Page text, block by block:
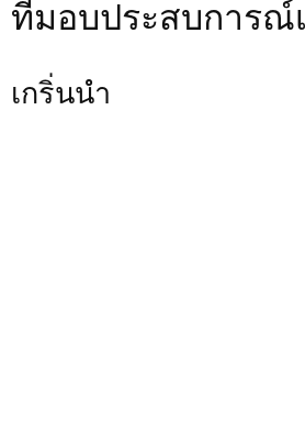
ที่มอบประสบการณ์
เกริ่นนำ